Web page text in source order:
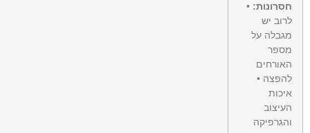
חסרונות:•
לרוב יש
מגבלה על
מספר
האורחים
להפצה •
איכות
העיצוב
והגרפיקה